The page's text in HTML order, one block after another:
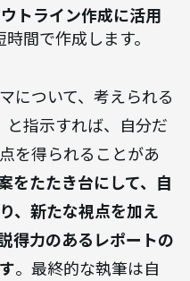
トライン作成に活用
間で作成します。
について、考えられる
指示すれば、自分だ
を得られることがあ
をたたき台にして、自
、新たな視点を加え
得力のあるレポートの
。最終的な執筆は自